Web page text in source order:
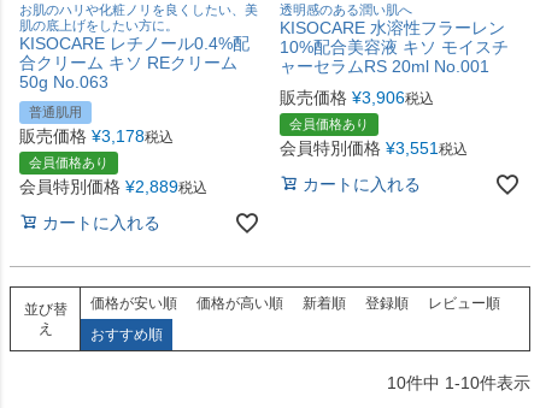
お肌のハリや化粧ノリを良くしたい、美
肌の底上げをしたい方に。
KISOCARE レチノール0.4%配
合クリーム キソ REクリーム
50g No.063
普通肌用
販売価格 ¥3,178税込
会員価格あり
会員特別価格 ¥2,889税込
カートに入れる
透明感のある潤い肌へ
KISOCARE 水溶性フラーレン
10%配合美容液 キソ モイスチ
ャーセラムRS 20ml No.001
販売価格 ¥3,906税込
会員価格あり
会員特別価格 ¥3,551 税込
カートに入れる
並び替
え
価格が安い順 価格が高い順 新着順 登録順
レビュー順
おすすめ順
10件中 1-10件表示